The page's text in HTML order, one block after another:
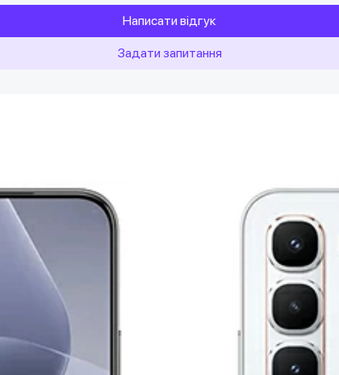
Написати відгук
Задати запитання